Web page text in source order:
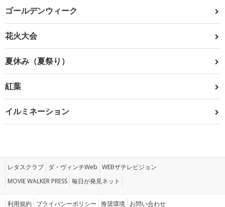
ゴールデンウィーク
花火大会
夏休み（夏祭り）
紅葉
イルミネーション
レタスクラブ ダ・ヴィンチWeb WEBザテレビジョン
MOVIE WALKER PRESS 毎日が発見ネット
利用規約 プライバシーポリシー 推奨環境 お問い合わせ